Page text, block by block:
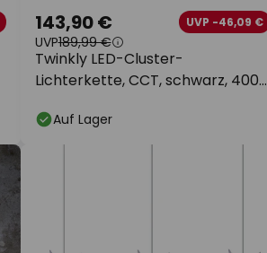
Twinkly LED-Cluster-
Lichterkette, CCT, schwarz, 400-
143,90 € UVP -46,09 €
UVP189,99 €
Auf Lager